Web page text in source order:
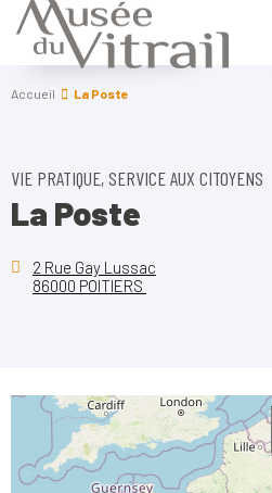
Accueil La Poste
VIE PRATIQUE, SERVICE AUX CITOYENS
La Poste
2 Rue Gay Lussac
86000 POITIERS